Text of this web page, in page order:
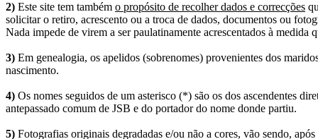
2) Este site tem também o propósito de recolher dados e correcções
solicitar o retiro, acrescento ou a troca de dados, documentos ou
Nada impede de virem a ser paulatinamente acrescentados à
3) Em genealogia, os apelidos (sobrenomes) provenientes dos
nascimento.
4) Os nomes seguidos de um asterisco (*) são os dos ascendentes
antepassado comum de JSB e do portador do nome donde partiu.
5) Fotografias originais degradadas e/ou não a cores, vão sendo,